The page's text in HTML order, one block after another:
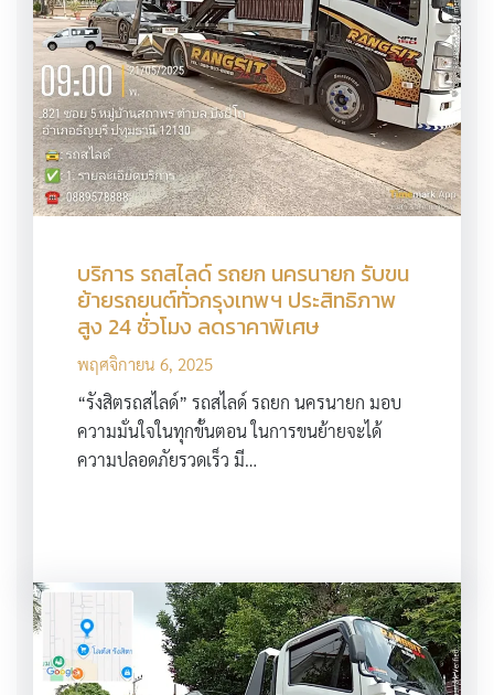
บริการ รถสไลด์ รถยก นครนายก รับขน
ย้ายรถยนต์ทั่วกรุงเทพฯ ประสิทธิภาพ
สูง 24 ชั่วโมง ลดราคาพิเศษ
พฤศจิกายน 6, 2025
“รังสิตรถสไลด์” รถสไลด์ รถยก นครนายก มอบ
ความมั่นใจในทุกขั้นตอน ในการขนย้ายจะได้
ความปลอดภัยรวดเร็ว มี…